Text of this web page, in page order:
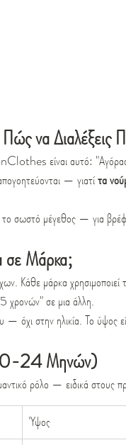
να Διαλέξεις
είναι αυτό:
— γιατί τα
το σωστό μέγεθος — για
σε Μάρκα;
Κάθε μάρκα χρησιμοποιεί
χρονών" σε μια άλλη.
όχι στην ηλικία. Το ύψος
(0-24 Μηνών)
ρόλο — ειδικά στους
Ύψος